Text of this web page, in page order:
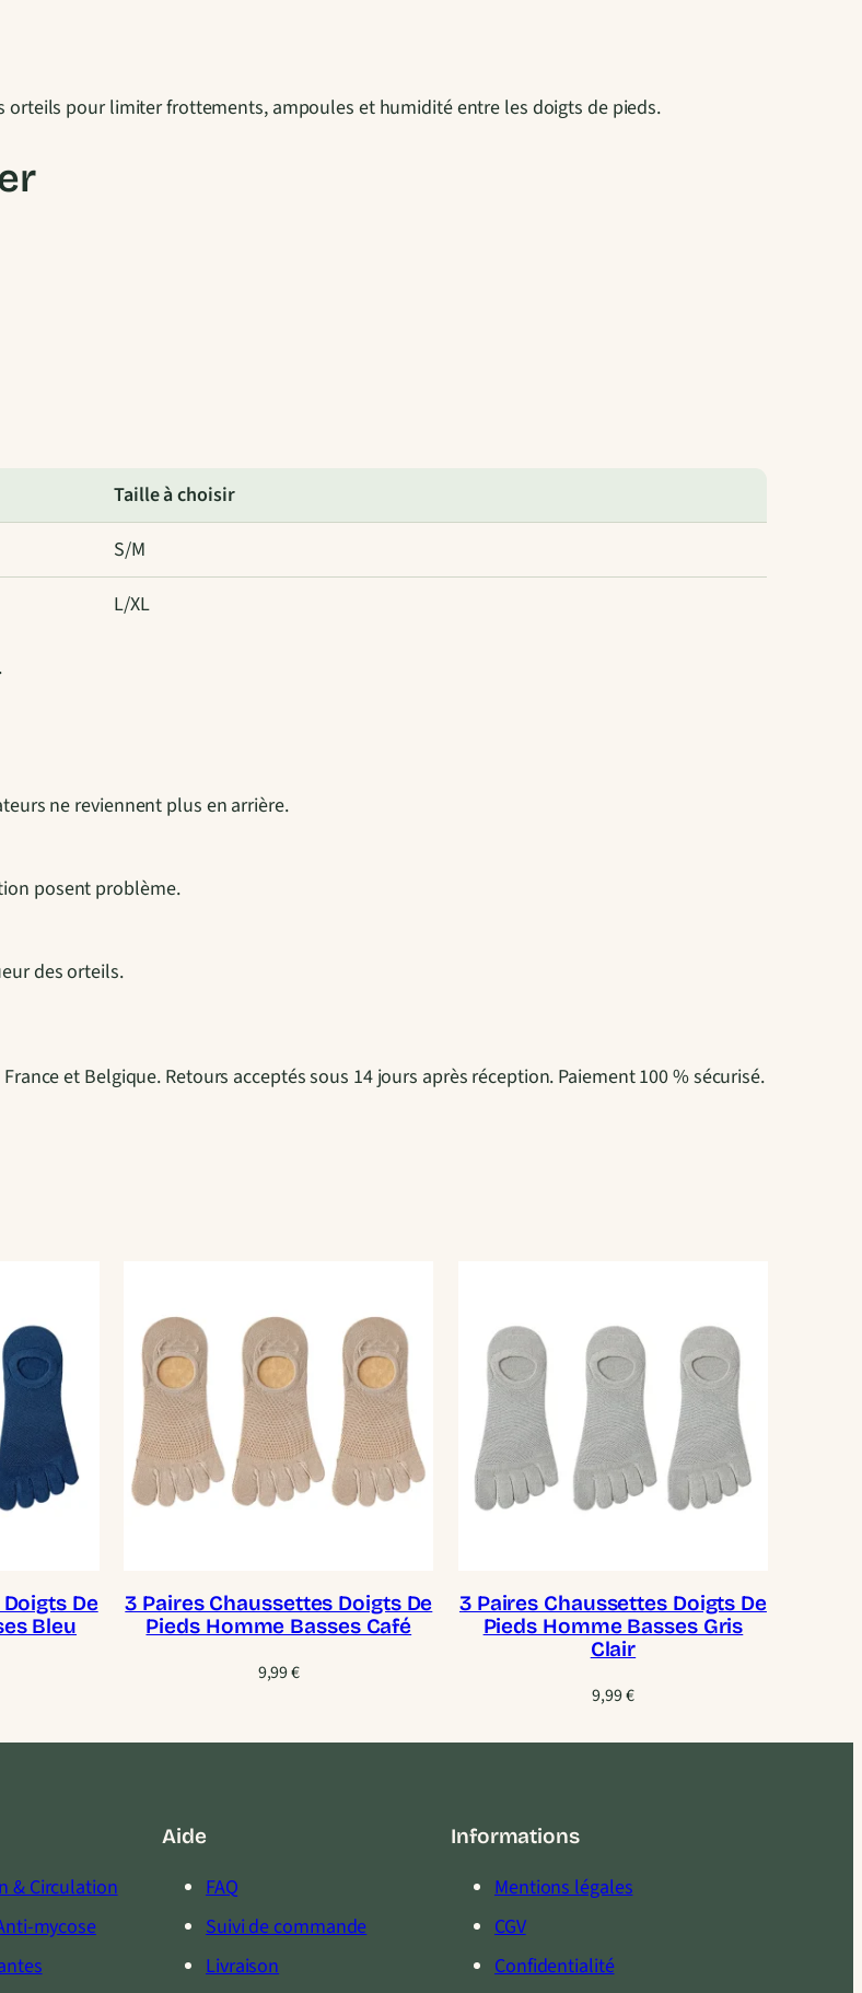
u
t
s
a
e
i
orteils pour limiter frottements, ampoules et humidité entre les doigts de pieds.
Taille à choisir
S/M
L/XL
ne reviennent plus en arrière.
posent problème.
des orteils.
et Belgique. Retours acceptés sous 14 jours après réception. Paiement 100 % sécurisé.
De
Bleu
3 Paires Chaussettes Doigts De
Pieds Homme Basses Café
9,99€
3 Paires Chaussettes Doigts De
Pieds Homme Basses Gris
Clair
9,99€
& Circulation
mycose
Aide
FAQ
Suivi de commande
Livraison
Informations
Mentions légales
CGV
Confidentialité